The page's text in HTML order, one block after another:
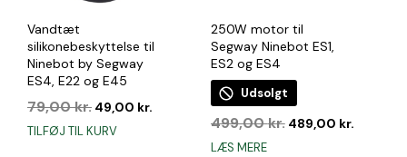
Vandtæt
silikonebeskyttelse til
Ninebot by Segway
ES4, E22 og E45
79,00kr. Den
pris
49,00 kr.
TILFØJ TIL KURV
250W motor til
Segway Ninebot ES1,
ES2 og ES4
Udsolgt
499,00kr. Den
489,00 kr.
LÆS MERE